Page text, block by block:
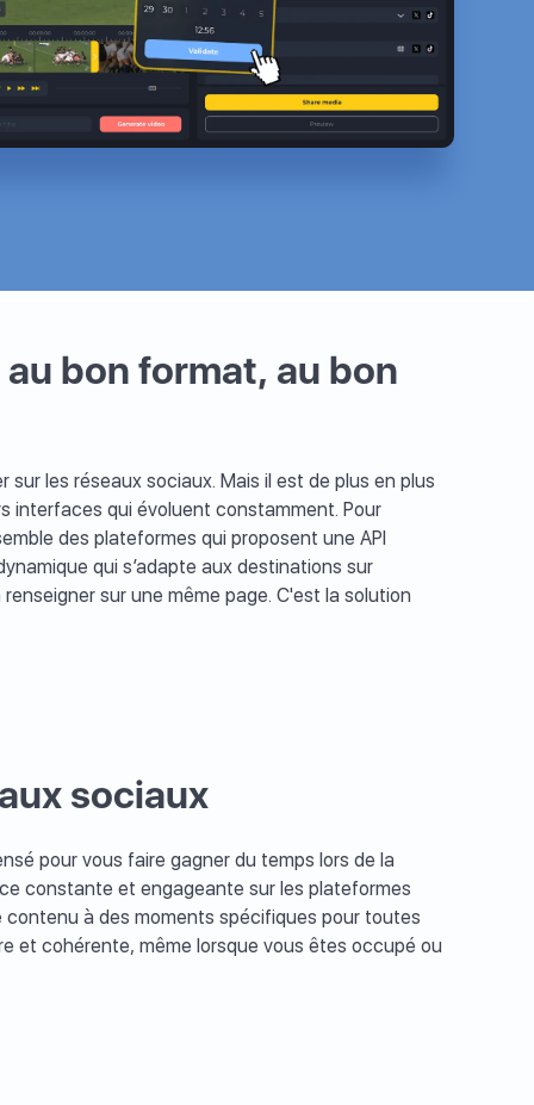
bon format, au bon
les réseaux sociaux. Mais il est de plus en plus
interfaces qui évoluent constamment. Pour
des plateformes qui proposent une API
qui s’adapte aux destinations sur
sur une même page. C'est la solution
sociaux
pour vous faire gagner du temps lors de la
constante et engageante sur les plateformes
à des moments spécifiques pour toutes
et cohérente, même lorsque vous êtes occupé ou